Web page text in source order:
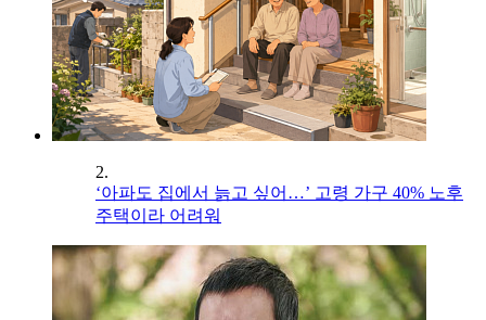
2.
‘아파도 집에서 늙고 싶어…’ 고령 가구 40% 노후
주택이라 어려워